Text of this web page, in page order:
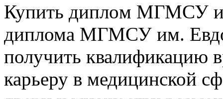
Купить диплoм МГМСУ
диплома МГМСУ им.
получить квалификацию
карьеру в медицинской